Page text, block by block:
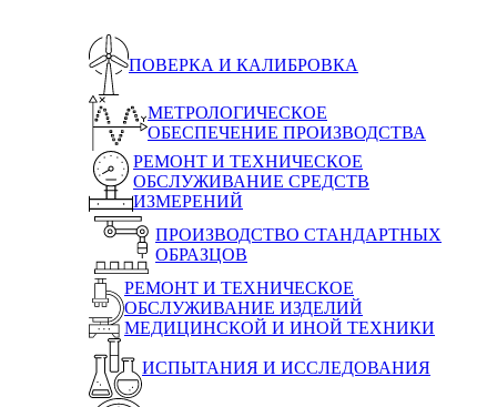
ПОВЕРКА И КАЛИБРОВКА
МЕТРОЛОГИЧЕСКОЕ
ОБЕСПЕЧЕНИЕ ПРОИЗВОДСТВА
РЕМОНТ И ТЕХНИЧЕСКОЕ
ОБСЛУЖИВАНИЕ СРЕДСТВ
ИЗМЕРЕНИЙ
ПРОИЗВОДСТВО СТАНДАРТНЫХ
ОБРАЗЦОВ
РЕМОНТ И ТЕХНИЧЕСКОЕ
ОБСЛУЖИВАНИЕ ИЗДЕЛИЙ
МЕДИЦИНСКОЙ И ИНОЙ ТЕХНИКИ
ИСПЫТАНИЯ И ИССЛЕДОВАНИЯ